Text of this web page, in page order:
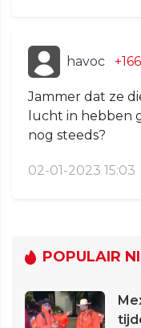
havoc
Jammer dat ze
lucht in hebben
nog steeds?
02-01-2023 15:03
POPULAIR